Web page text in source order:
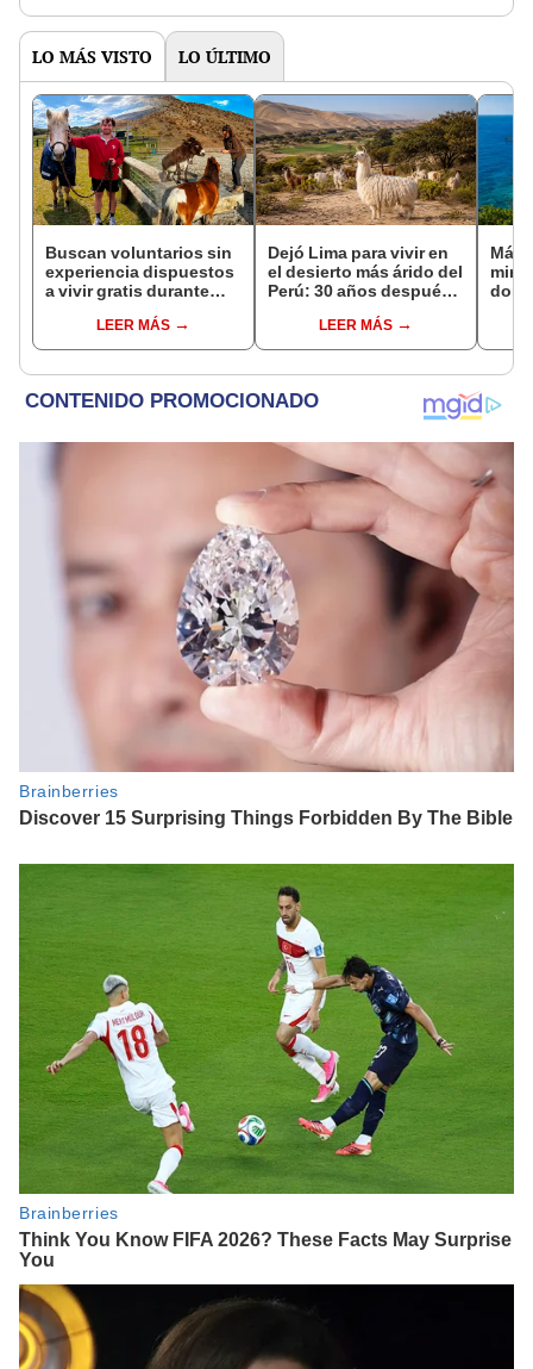
en un paisaje con más
pasado
LO MÁS VISTO LO ÚLTIMO
Buscan voluntarios sin
experiencia dispuestos
a vivir gratis durante
cuidar caballos, burros
y otros animales
LEER MÁS
Dejó Lima para vivir en
el desierto más árido del
Perú: 30 años después,
creó un sorprendente
ecosistema
LEER MÁS
Más